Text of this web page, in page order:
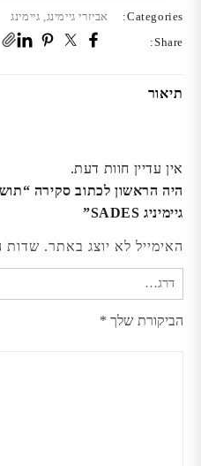
Categories: אביזרי גיימינג גיימינג
Share:
תיאור
אין עדיין חוות דעת.
גיימיניג SADES”
האימייל לא יוצג באתר. שדות
הביקורת שלך *